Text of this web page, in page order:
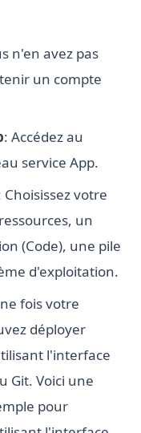
n'en avez pas
un compte
: Accédez au
service App.
Choisissez votre
un
(Code), une pile
d'exploitation.
fois votre
déployer
l'interface
Git. Voici une
pour